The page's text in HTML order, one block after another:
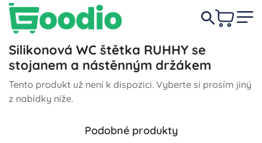
Silikonová WC štětka RUHHY se
stojanem a nástěnným držákem
Tento produkt už není k dispozici. Vyberte si prosím jiný
z nabídky níže.
Podobné produkty